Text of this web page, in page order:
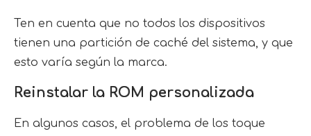
Ten en cuenta que no todos los dispositivos
tienen una partición de caché del sistema, y que
esto varía según la marca.
Reinstalar la ROM personalizada
En algunos casos, el problema de los toque